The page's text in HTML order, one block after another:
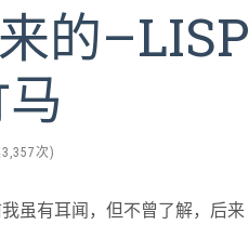
的–LISP
次)
虽有耳闻，但不曾了解，后来